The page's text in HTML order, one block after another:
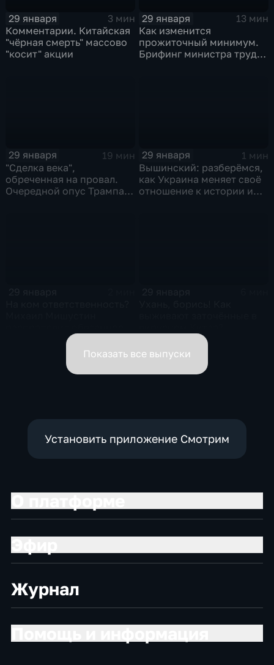
29 января
3 мин
Комментарии. Китайская
"чёрная смерть" массово
"косит" акции
29 января
13 мин
Как изменится
прожиточный минимум.
Брифинг министра труда
29 января
19 мин
"Сделка века",
обреченная на провал.
Очередной опус Трампа.
29 января
1 мин
Вышинский: разберёмся,
как Украина меняет своё
отношение к истории и
вице-премьеров
Показать все выпуски
Установить приложение Смотрим
Журнал